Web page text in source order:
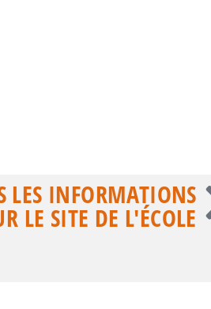
LES INFORMATIONS
LE SITE DE L'ÉCOLE